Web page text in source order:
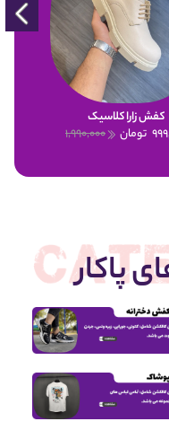
کفش زارا کلاسیک
تومان 1,990,000
پاکار